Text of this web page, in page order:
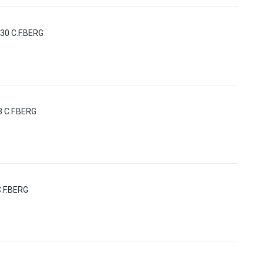
C.F.BERG